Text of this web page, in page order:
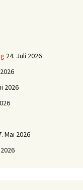
24. Juli 2026
2026
Mai 2026